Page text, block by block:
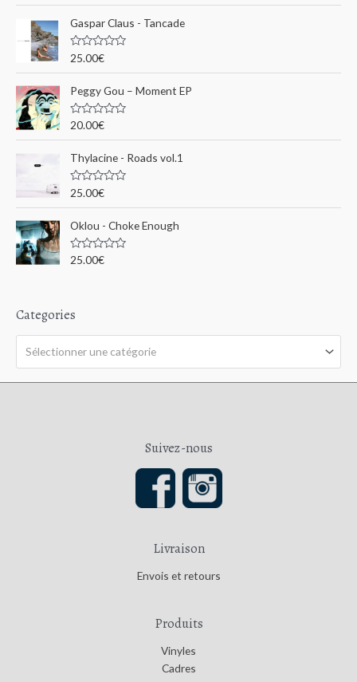
h
u
r
:
e
0
s
r
5
Gaspar Claus - Tancade
N
t
e
0
s
r
5
25.00€
Peggy Gou ‎– Moment EP
N
e
0
s
r
5
20.00€
Thylacine - Roads vol.1
N
t
e
0
s
r
25.00€
Oklou - Choke Enough
N
s
u
25.00€
Categories
Sélectionner une catégorie
Suivez-nous
Livraison
Envois et retours
Produits
Vinyles
Cadres